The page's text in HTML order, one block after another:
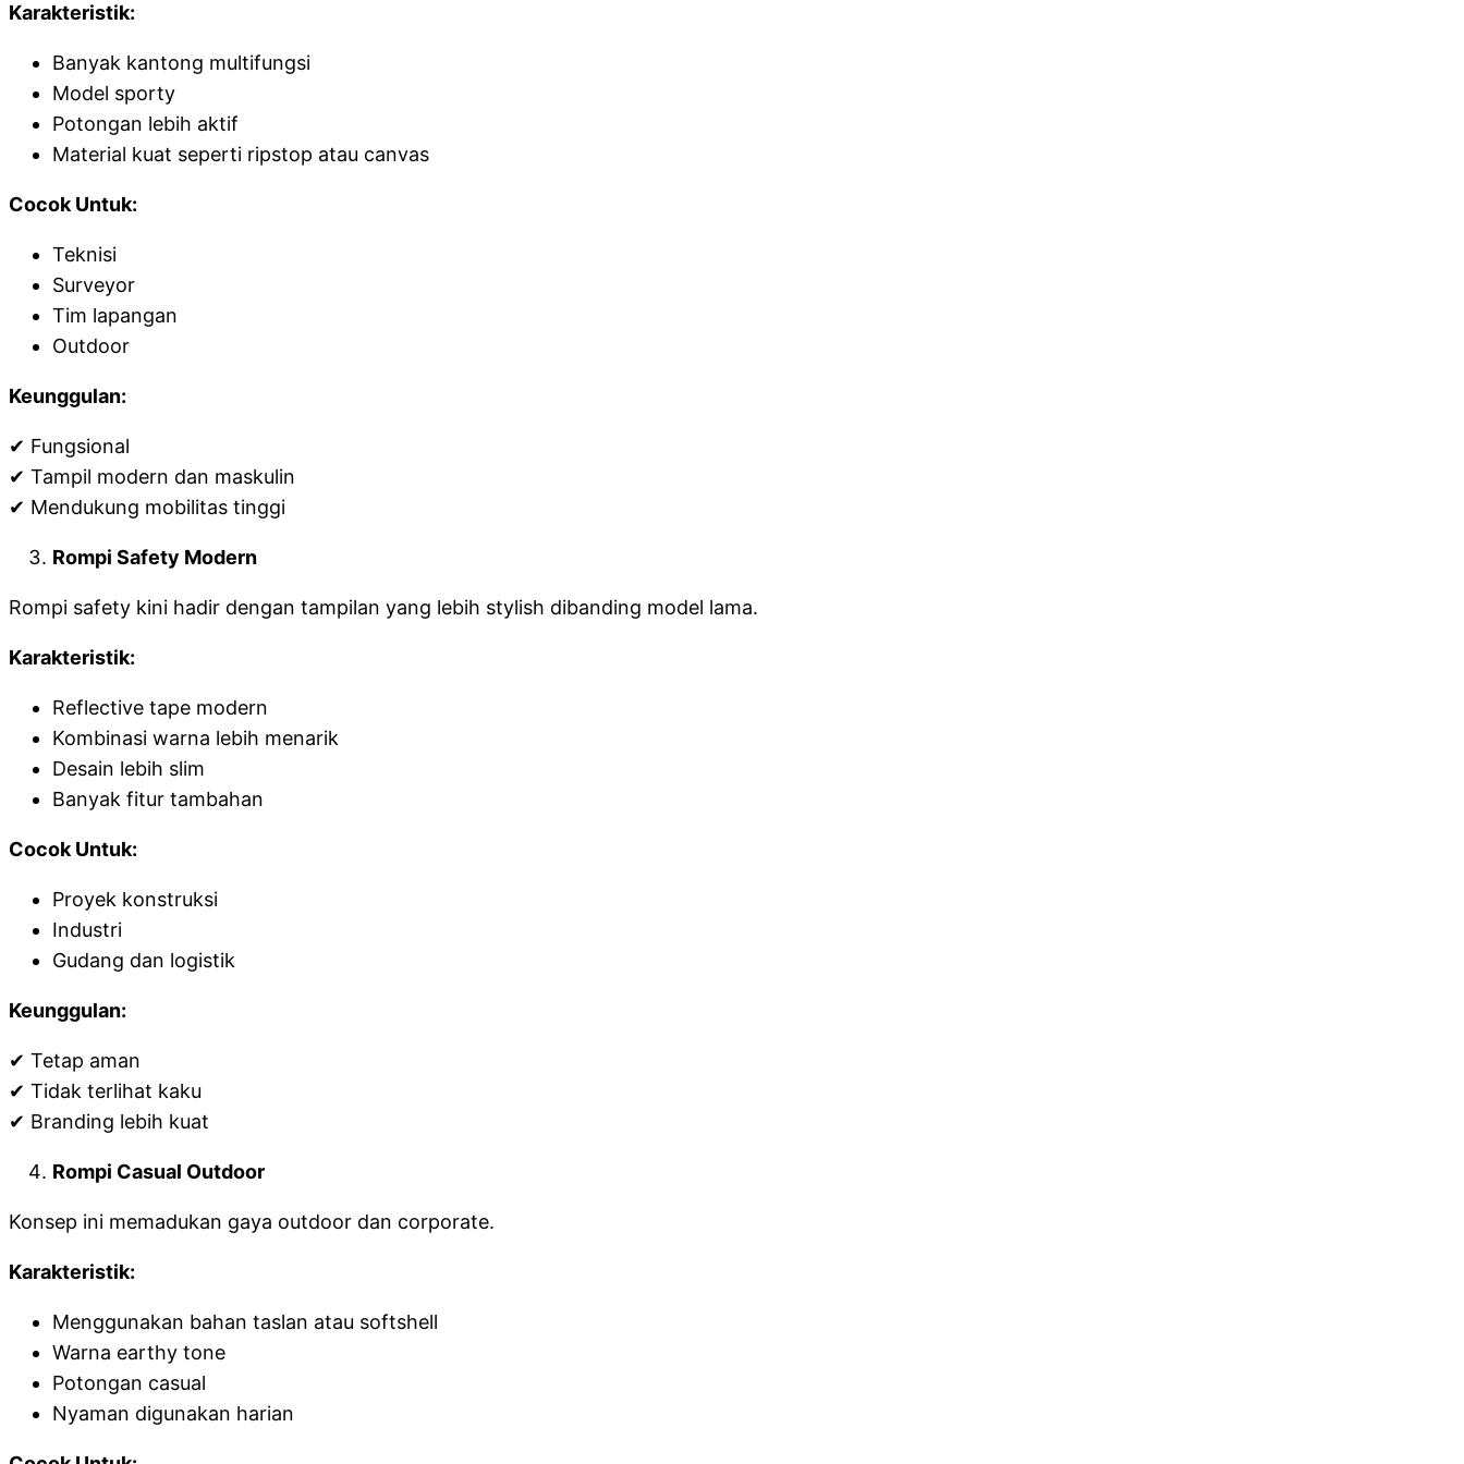
Karakteristik:
Banyak kantong multifungsi
Model sporty
Potongan lebih aktif
Material kuat seperti ripstop atau canvas
Cocok Untuk:
Teknisi
Surveyor
Tim lapangan
Outdoor
Keunggulan:
✔ Fungsional
✔ Tampil modern dan maskulin
✔ Mendukung mobilitas tinggi
Rompi Safety Modern
Rompi safety kini hadir dengan tampilan yang lebih stylish dibanding model lama.
Karakteristik:
Reflective tape modern
Kombinasi warna lebih menarik
Desain lebih slim
Banyak fitur tambahan
Cocok Untuk:
Proyek konstruksi
Industri
Gudang dan logistik
Keunggulan:
✔ Tetap aman
✔ Tidak terlihat kaku
✔ Branding lebih kuat
Rompi Casual Outdoor
Konsep ini memadukan gaya outdoor dan corporate.
Karakteristik:
Menggunakan bahan taslan atau softshell
Warna earthy tone
Potongan casual
Nyaman digunakan harian